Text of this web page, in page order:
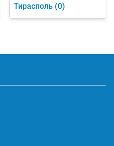
Тирасполь (0)